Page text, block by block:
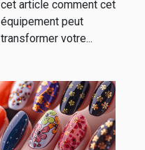
cet article comment cet
équipement peut
transformer votre...